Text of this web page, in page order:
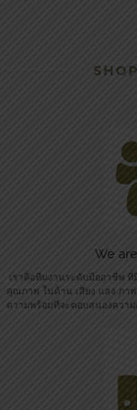
We
เราคือทีมงานระดับมืออาชีพ
คุณภาพ ในด้าน เสียง แสง ภา
ความพร้อมที่จะตอบสนองควา